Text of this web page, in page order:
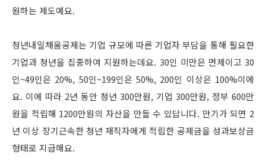
원하는 제도예요.
청년내일채움공제는 기업 규모에 따른 기업자 부담을 통해 필요한
기업과 청년을 집중하여 지원하는데요. 30인 미만은 면제이고 30
인~49인은 20%, 50인~199인은 50%, 200인 이상은 100%이에
요. 이에 따라 2년 동안 청년 300만원, 기업 300만원, 정부 600만
원을 적립해 1200만원의 자산을 만들 수 있답니다. 만기가 되면 2
년 이상 장기근속한 청년 재직자에게 적립한 공제금을 성과보상금
형태로 지급해요.